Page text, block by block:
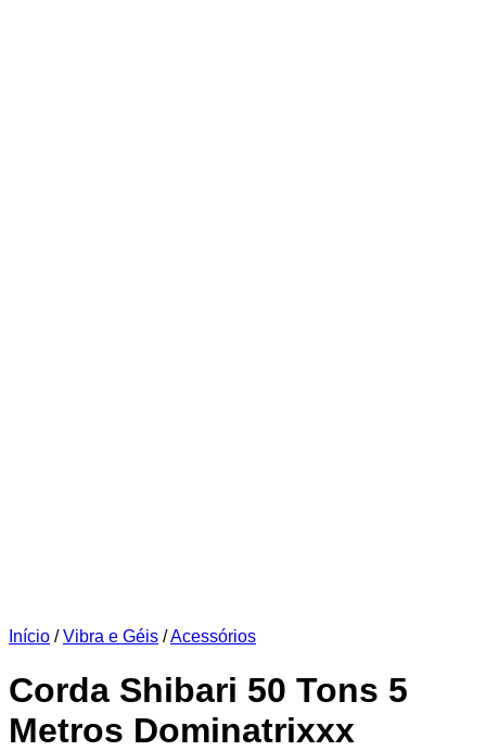
Início / Vibra e Géis /Acessórios
Corda Shibari 50 Tons 5
Metros Dominatrixxx